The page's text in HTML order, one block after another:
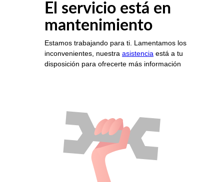
El servicio está en
mantenimiento
Estamos trabajando para ti. Lamentamos los
inconvenientes, nuestra asistencia está a tu
disposición para ofrecerte más información